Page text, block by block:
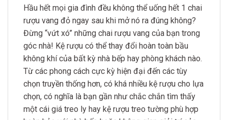
Hầu hết mọi gia đình đều không thể uống hết 1 chai
rượu vang đỏ ngay sau khi mở nó ra đúng không?
Đừng “vứt xó” những chai rượu vang của bạn trong
góc nhà! Kệ rượu có thể thay đổi hoàn toàn bầu
không khí của bất kỳ nhà bếp hay phòng khách nào.
Từ các phong cách cực kỳ hiện đại đến các tùy
chọn truyền thống hơn, có khá nhiều kệ rượu cho lựa
chọn, có nghĩa là bạn gần như chắc chắn tìm thấy
một cái giá treo ly hay kệ rượu treo tường phù hợp